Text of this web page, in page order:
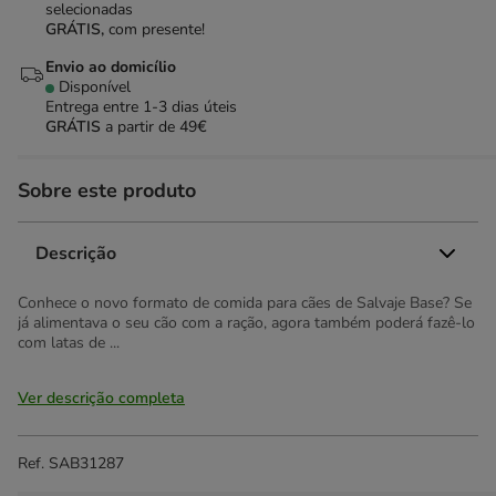
selecionadas
GRÁTIS, com presente!
Envio ao domicílio
Disponível
Entrega entre 1-3 dias úteis
GRÁTIS a partir de 49€
Sobre este produto
Descrição
Conhece o novo formato de comida para cães de Salvaje Base? Se
já alimentava o seu cão com a ração, agora também poderá fazê-lo
com latas de ...
Ver descrição completa
Ref. SAB31287